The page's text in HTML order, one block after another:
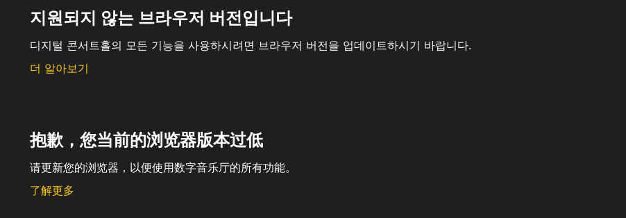
지원되지 않는 브라우저 버전입니다
디지털 콘서트홀의 모든 기능을 사용하시려면 브라우저 버전을 업데이트하시기 바랍니다.
더 알아보기
抱歉，您当前的浏览器版本过低
请更新您的浏览器，以便使用数字音乐厅的所有功能。
了解更多